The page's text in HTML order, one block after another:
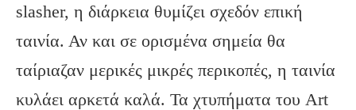
slasher, η διάρκεια θυμίζει σχεδόν επική
ταινία. Αν και σε ορισμένα σημεία θα
ταίριαζαν μερικές μικρές περικοπές, η ταινία
κυλάει αρκετά καλά. Τα χτυπήματα του Art